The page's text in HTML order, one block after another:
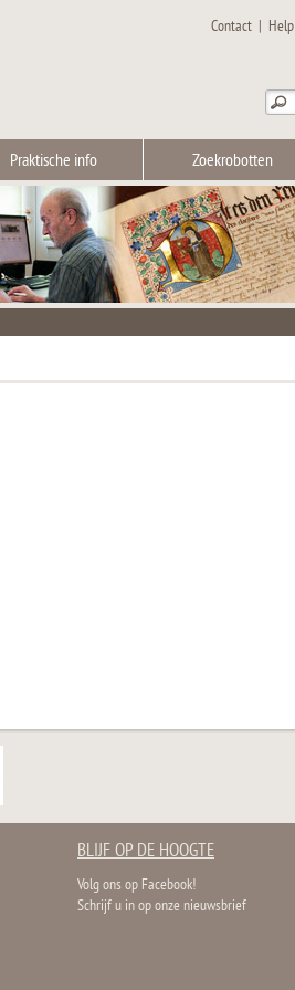
Contact | Help
Praktische info Zoekrobotten
BLIJF OP DE HOOGTE
Volg ons op Facebook!
Schrijf u in op onze nieuwsbrief